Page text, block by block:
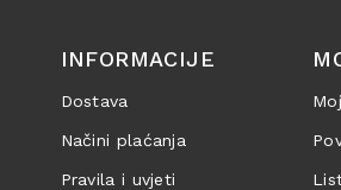
INFORMACIJE
Dostava
Načini plaćanja
Pravila i uvjeti